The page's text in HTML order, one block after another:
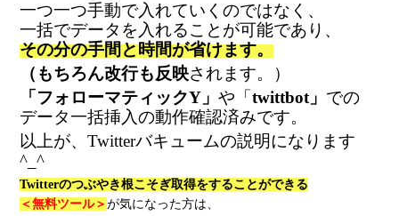
一つ一つ手動で入れていくのではなく、
一括でデータを入れることが可能であり、
その分の手間と時間が省けます。
（もちろん改行も反映されます。）
「フォローマティックY」や「twittbot」 での
データ一括挿入の動作確認済みです。
以上が、Twitterバキュームの説明になります
^_^
Twitterのつぶやき根こそぎ取得をすることができる
＜無料ツール＞が気になった方は、